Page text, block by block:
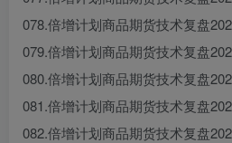
078.倍增计划商品期货技术复盘
079.倍增计划商品期货技术复盘
080.倍增计划商品期货技术复盘
081.倍增计划商品期货技术复盘
082.倍增计划商品期货技术复盘